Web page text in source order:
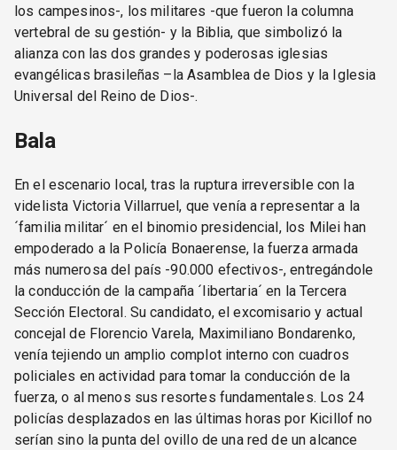
los campesinos-, los militares -que fueron la columna
vertebral de su gestión- y la Biblia, que simbolizó la
alianza con las dos grandes y poderosas iglesias
evangélicas brasileñas –la Asamblea de Dios y la Iglesia
Universal del Reino de Dios-.
Bala
En el escenario local, tras la ruptura irreversible con la
videlista Victoria Villarruel, que venía a representar a la
´familia militar´ en el binomio presidencial, los Milei han
empoderado a la Policía Bonaerense, la fuerza armada
más numerosa del país -90.000 efectivos-, entregándole
la conducción de la campaña ´libertaria´ en la Tercera
Sección Electoral. Su candidato, el excomisario y actual
concejal de Florencio Varela, Maximiliano Bondarenko,
venía tejiendo un amplio complot interno con cuadros
policiales en actividad para tomar la conducción de la
fuerza, o al menos sus resortes fundamentales. Los 24
policías desplazados en las últimas horas por Kicillof no
serían sino la punta del ovillo de una red de un alcance